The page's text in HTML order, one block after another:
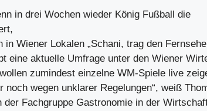
in drei Wochen wieder König Fußball die
in Wiener Lokalen „Schani, trag den
eine aktuelle Umfrage unter den Wiener
zumindest einzelne WM-Spiele live
noch wegen unklarer Regelungen“, weiß
der Fachgruppe Gastronomie in der